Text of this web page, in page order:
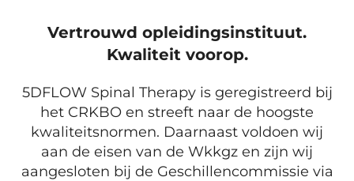
Vertrouwd opleidingsinstituut.
Kwaliteit voorop.
5DFLOW Spinal Therapy is geregistreerd bij
het CRKBO en streeft naar de hoogste
kwaliteitsnormen. Daarnaast voldoen wij
aan de eisen van de Wkkgz en zijn wij
aangesloten bij de Geschillencommissie via